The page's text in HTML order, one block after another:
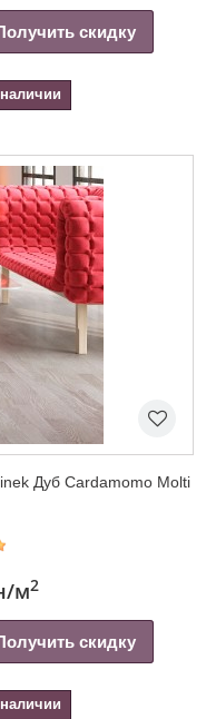
наличии
Дуб Marzipan Muffin...
2
скидку